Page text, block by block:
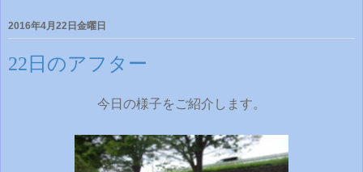
2016年4月22日金曜日
22日のアフター
今日の様子をご紹介します。